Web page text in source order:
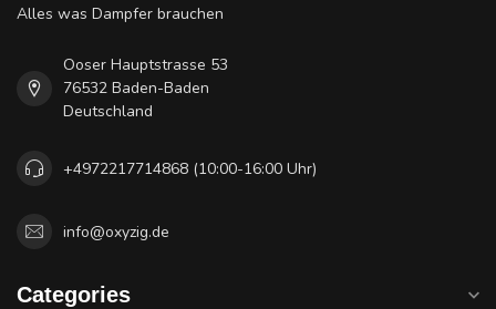
Alles was Dampfer brauchen
Ooser Hauptstrasse 53
76532 Baden-Baden
Deutschland
+4972217714868 (10:00-16:00 Uhr)
info@oxyzig.de
Categories